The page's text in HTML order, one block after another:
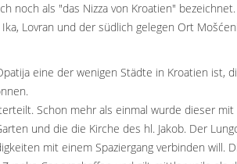
noch als "das Nizza von Kroatien"
Lovran und der südlich gelegen Ort
eine der wenigen Städte in Kroatien ist,
Schon mehr als einmal wurde dieser
und die die Kirche des hl. Jakob. Der
mit einem Spaziergang verbinden will.